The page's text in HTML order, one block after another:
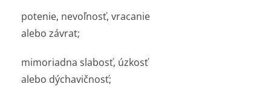
potenie, nevoľnosť, vracanie
alebo závrat;
mimoriadna slabosť, úzkosť
alebo dýchavičnosť;